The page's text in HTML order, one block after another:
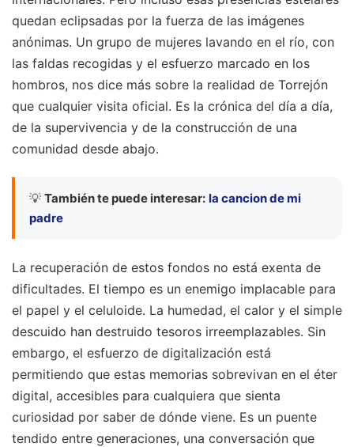
quedan eclipsadas por la fuerza de las imágenes
anónimas. Un grupo de mujeres lavando en el río, con
las faldas recogidas y el esfuerzo marcado en los
hombros, nos dice más sobre la realidad de Torrejón
que cualquier visita oficial. Es la crónica del día a día,
de la supervivencia y de la construcción de una
comunidad desde abajo.
💡 También te puede interesar: la cancion de mi
padre
La recuperación de estos fondos no está exenta de
dificultades. El tiempo es un enemigo implacable para
el papel y el celuloide. La humedad, el calor y el simple
descuido han destruido tesoros irreemplazables. Sin
embargo, el esfuerzo de digitalización está
permitiendo que estas memorias sobrevivan en el éter
digital, accesibles para cualquiera que sienta
curiosidad por saber de dónde viene. Es un puente
tendido entre generaciones, una conversación que